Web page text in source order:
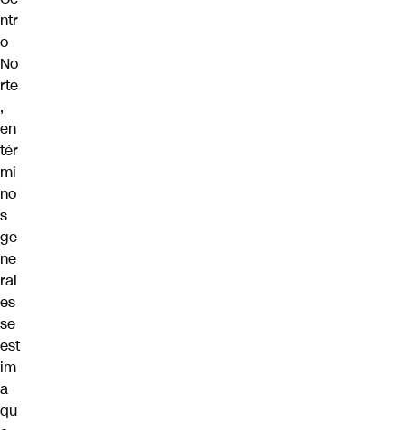
ntr
o
No
rte
,
en
tér
mi
no
s
ge
ne
ral
es
se
est
im
a
qu